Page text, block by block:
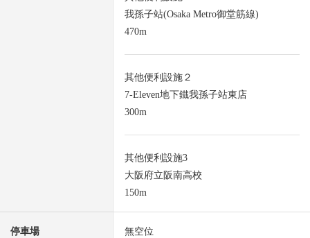
我孫子站(Osaka Metro御堂筋線)
470m
其他便利設施２
7-Eleven地下鐵我孫子站東店
300m
其他便利設施3
大阪府立阪南高校
150m
停車場 無空位